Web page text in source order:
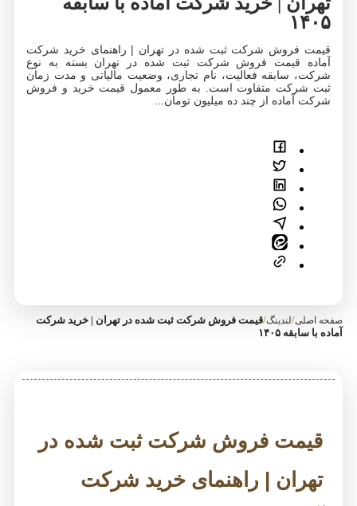
۱۴۰۵
قیمت فروش شرکت ثبت شده در تهران | راهنمای خرید شرکت
آماده قیمت فروش شرکت ثبت شده در تهران بسته به نوع
شرکت، سابقه فعالیت، نام تجاری، وضعیت مالیاتی و مدت زمان
ثبت شرکت متفاوت است. به طور معمول قیمت خرید و فروش
شرکت آماده از چند ده میلیون تومان...
صفحه اصلی/لندینگ/قیمت فروش شرکت ثبت شده در تهران | خرید شرکت
آماده با سابقه ۱۴۰۵
قیمت فروش شرکت ثبت شده در
تهران | راهنمای خرید شرکت